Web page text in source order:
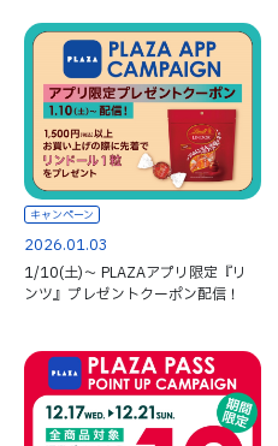
キャンペーン
2026.01.03
1/10(土)～ PLAZAアプリ限定『リ
ンツ』プレゼントクーポン配信！